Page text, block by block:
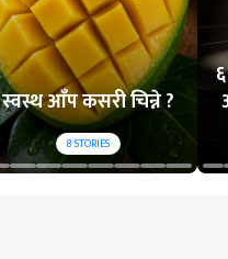
स्वस्थ आँप कसरी चिन्ने ?
8STORIES